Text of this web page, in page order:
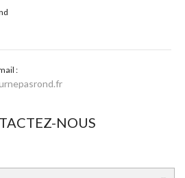
:
NOUS